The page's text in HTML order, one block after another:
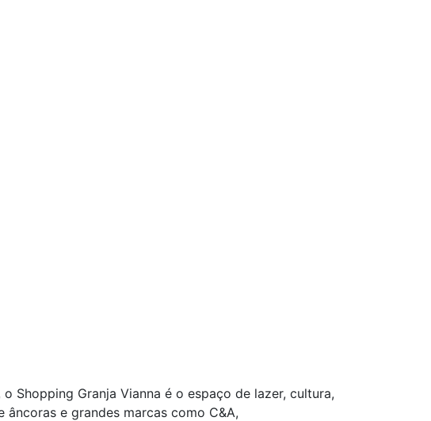
Shopping Granja Vianna é o espaço de lazer, cultura,
e grandes marcas como C&A,